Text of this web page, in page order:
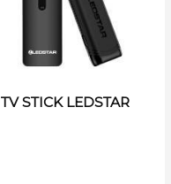
TV STICK LEDSTAR